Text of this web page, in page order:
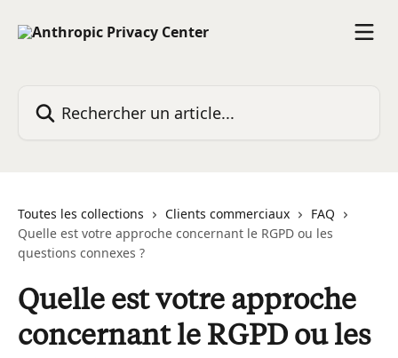
Toutes les collections Clients commerciaux
FAQ
Quelle est votre approche concernant le RGPD ou les
questions connexes ?
Quelle est votre approche
concernant le RGPD ou les